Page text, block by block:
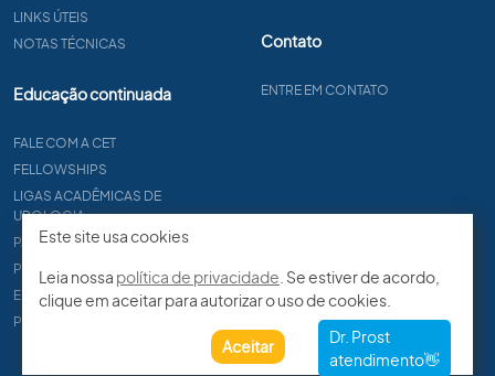
LINKS ÚTEIS
NOTAS TÉCNICAS
Educação continuada
FALE COM A CET
FELLOWSHIPS
LIGAS ACADÊMICAS DE
UROLOGIA
PAPER
PROCET
EDITAIS
PROGRAMA DE RESIDÊNCIA
Contato
ENTRE EM CONTATO
Este site usa cookies
Leia nossa política de privacidade . Se estiver de acordo,
clique em aceitar para autorizar o uso de cookies.
Aceitar